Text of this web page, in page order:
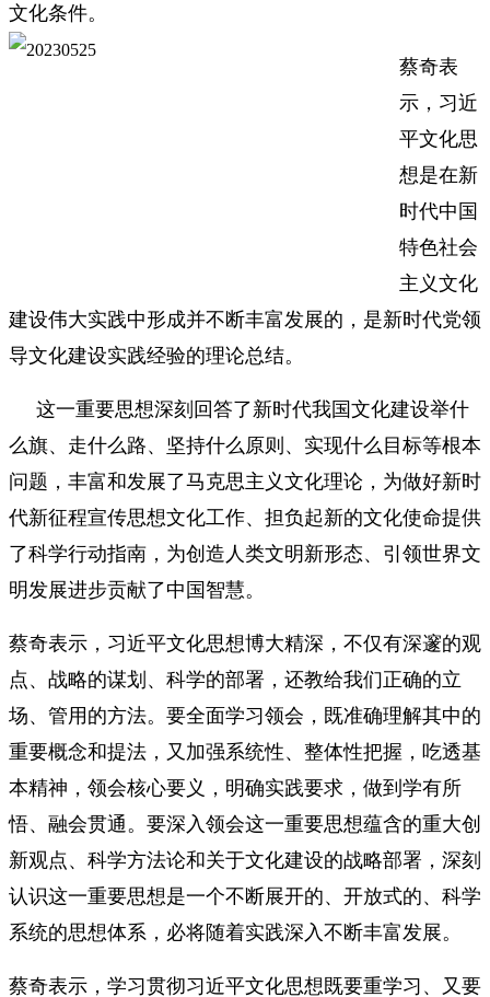
文化条件。
蔡奇表
示，习近
平文化思
想是在新
时代中国
特色社会
主义文化
建设伟大实践中形成并不断丰富发展的，是新时代党领
导文化建设实践经验的理论总结。
这一重要思想深刻回答了新时代我国文化建设举什
么旗、走什么路、坚持什么原则、实现什么目标等根本
问题，丰富和发展了马克思主义文化理论，为做好新时
代新征程宣传思想文化工作、担负起新的文化使命提供
了科学行动指南，为创造人类文明新形态、引领世界文
明发展进步贡献了中国智慧。
蔡奇表示，习近平文化思想博大精深，不仅有深邃的观
点、战略的谋划、科学的部署，还教给我们正确的立
场、管用的方法。要全面学习领会，既准确理解其中的
重要概念和提法，又加强系统性、整体性把握，吃透基
本精神，领会核心要义，明确实践要求，做到学有所
悟、融会贯通。要深入领会这一重要思想蕴含的重大创
新观点、科学方法论和关于文化建设的战略部署，深刻
认识这一重要思想是一个不断展开的、开放式的、科学
系统的思想体系，必将随着实践深入不断丰富发展。
蔡奇表示，学习贯彻习近平文化思想既要重学习、又要